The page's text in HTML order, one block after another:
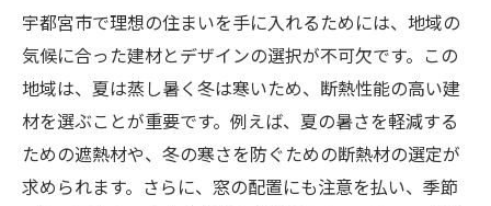
宇都宮市で理想の住まいを手に入れるためには、地域の
気候に合った建材とデザインの選択が不可欠です。この
地域は、夏は蒸し暑く冬は寒いため、断熱性能の高い建
材を選ぶことが重要です。例えば、夏の暑さを軽減する
ための遮熱材や、冬の寒さを防ぐための断熱材の選定が
求められます。さらに、窓の配置にも注意を払い、季節